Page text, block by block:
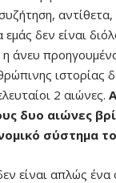
αντίθετα,
δεν είναι
άνευ
ιστορίας
2 αιώνες.
δυο αιώνες
σύστημα
είναι απλώς